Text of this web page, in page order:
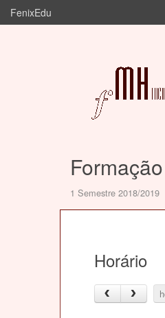
FenixEdu
1 Semestre 2018/2019
Horário